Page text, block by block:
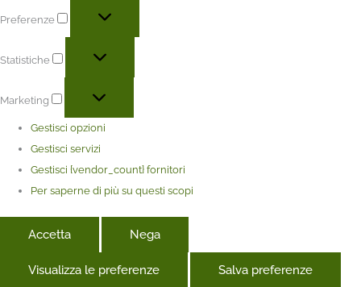
Preferenze
Statistiche
Marketing
Gestisci opzioni
Gestisci servizi
Gestisci {vendor_count} fornitori
Per saperne di più su questi scopi
Accetta Nega
Visualizza le preferenze Salva preferenze